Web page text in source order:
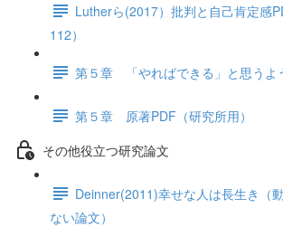
Lutherら(2017）批判と自己肯定感
112）
第５章 「やればできる」と思うよ
第５章 原著PDF（研究所用）
その他役立つ研究論文
Deinner(2011)幸せな人は長生き（
ない論文）